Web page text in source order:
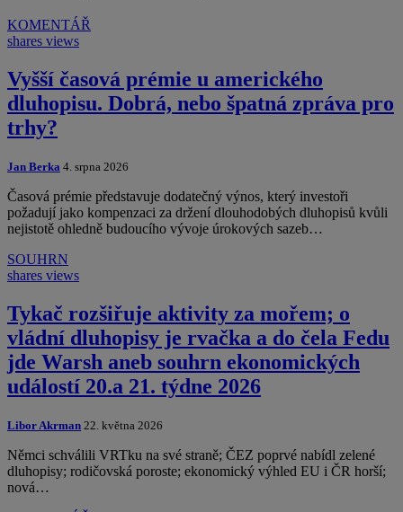
KOMENTÁŘ
shares views
Vyšší časová prémie u amerického
dluhopisu. Dobrá, nebo špatná zpráva pro
trhy?
Jan Berka 4. srpna 2026
Časová prémie představuje dodatečný výnos, který investoři
požadují jako kompenzaci za držení dlouhodobých dluhopisů kvůli
nejistotě ohledně budoucího vývoje úrokových sazeb…
SOUHRN
shares views
Tykač rozšiřuje aktivity za mořem; o
vládní dluhopisy je rvačka a do čela Fedu
jde Warsh aneb souhrn ekonomických
událostí 20.a 21. týdne 2026
Libor Akrman 22. května 2026
Němci schválili VRTku na své straně; ČEZ poprvé nabídl zelené
dluhopisy; rodičovská poroste; ekonomický výhled EU i ČR horší;
nová…